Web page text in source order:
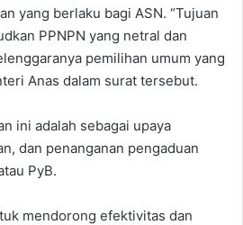
yang berlaku bagi ASN. “Tujuan
PPNPN yang netral dan
pemilihan umum yang
Anas dalam surat tersebut.
ini adalah sebagai upaya
dan penanganan pengaduan
PyB.
mendorong efektivitas dan